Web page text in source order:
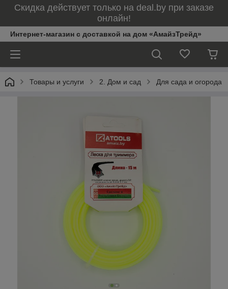
Скидка действует только на deal.by при заказе
онлайн!
Интернет-магазин с доставкой на дом «АмайзТрейд»
Товары и услуги 2. Дом и сад Для сада и огорода